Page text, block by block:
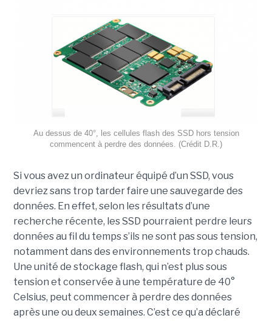
Au dessus de 40°, les cellules flash des SSD hors tension
commencent à perdre des données. (Crédit D.R.)
Si vous avez un ordinateur équipé d’un SSD, vous
devriez sans trop tarder faire une sauvegarde des
données. En effet, selon les résultats d’une
recherche récente, les SSD pourraient perdre leurs
données au fil du temps s’ils ne sont pas sous tension,
notamment dans des environnements trop chauds.
Une unité de stockage flash, qui n’est plus sous
tension et conservée à une température de 40°
Celsius, peut commencer à perdre des données
après une ou deux semaines. C’est ce qu’a déclaré